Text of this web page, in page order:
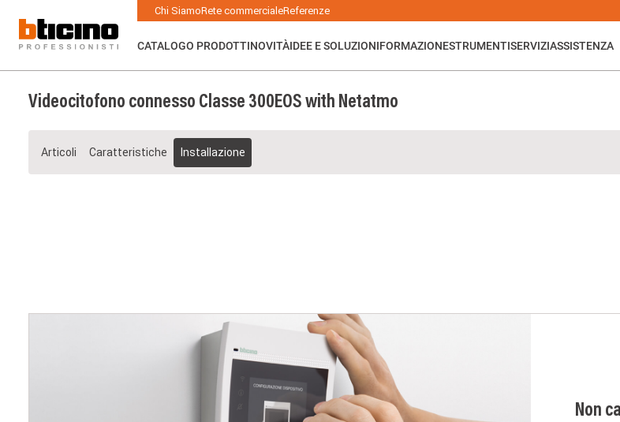
contenuto
principale
navigation
Chi SiamoRete commercialeReferenze
CATALOGO PRODOTTINOVITÀIDEE E SOLUZIONIFORMAZIONESTRUMENTISERVIZIASSISTENZA
Videocitofono connesso Classe 300EOS with Netatmo
Articoli Caratteristiche Installazione
Non